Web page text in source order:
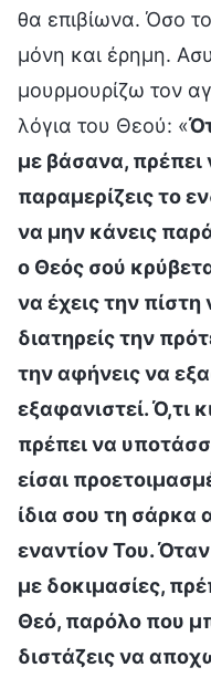
θα επιβίωνα. Όσο
μόνη και έρημη.
μουρμουρίζω τον
λόγια του Θεού: «
με βάσανα, πρέπει
παραμερίζεις το
να μην κάνεις
ο Θεός σού
να έχεις την
διατηρείς την
την αφήνεις να
εξαφανιστεί. Ό,τι
πρέπει να
είσαι
ίδια σου τη σάρκα
εναντίον Του.
με δοκιμασίες,
Θεό, παρόλο που
διστάζεις να